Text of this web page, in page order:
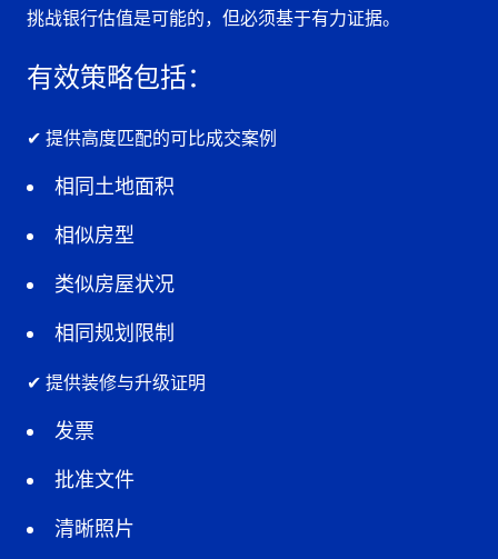
挑战银行估值是可能的，但必须基于有力证据。
有效策略包括：
✔ 提供高度匹配的可比成交案例
相同土地面积
相似房型
类似房屋状况
相同规划限制
✔ 提供装修与升级证明
发票
批准文件
清晰照片